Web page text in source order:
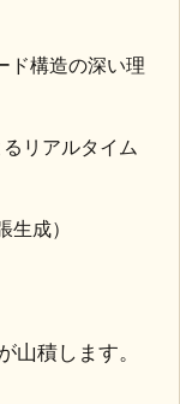
ド構造の深い理
リアルタイム
成）
積します。